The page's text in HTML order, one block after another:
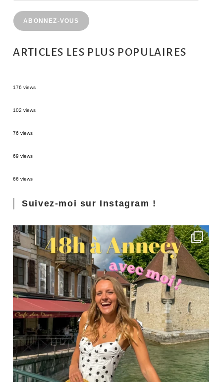
ABONNEZ-VOUS
ARTICLES LES PLUS POPULAIRES
176 views
102 views
76 views
69 views
66 views
Suivez-moi sur Instagram !